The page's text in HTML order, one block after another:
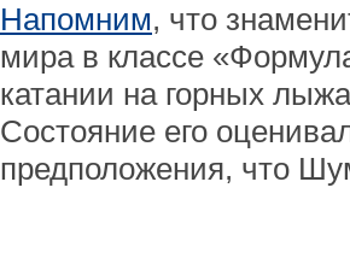
Напомним, что
мира в классе
катании на горных
Состояние его
предположения, что